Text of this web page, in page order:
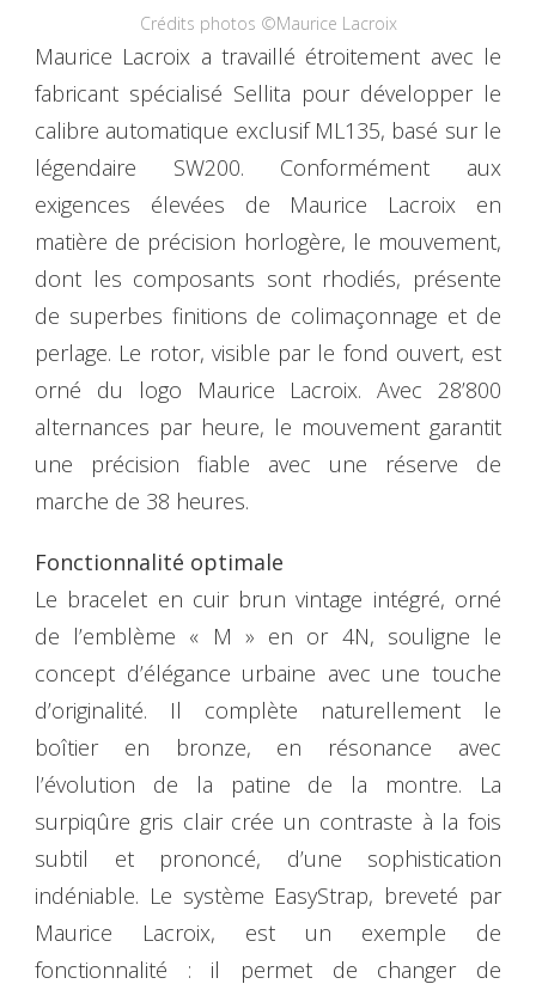
Crédits photos ©Maurice Lacroix
Maurice Lacroix a travaillé étroitement avec le
fabricant spécialisé Sellita pour développer le
calibre automatique exclusif ML135, basé sur le
légendaire SW200. Conformément aux
exigences élevées de Maurice Lacroix en
matière de précision horlogère, le mouvement,
dont les composants sont rhodiés, présente
de superbes finitions de colimaçonnage et de
perlage. Le rotor, visible par le fond ouvert, est
orné du logo Maurice Lacroix. Avec 28’800
alternances par heure, le mouvement garantit
une précision fiable avec une réserve de
marche de 38 heures.
Fonctionnalité optimale
Le bracelet en cuir brun vintage intégré, orné
de l’emblème « M » en or 4N, souligne le
concept d’élégance urbaine avec une touche
d’originalité. Il complète naturellement le
boîtier en bronze, en résonance avec
l’évolution de la patine de la montre. La
surpiqûre gris clair crée un contraste à la fois
subtil et prononcé, d’une sophistication
indéniable. Le système EasyStrap, breveté par
Maurice Lacroix, est un exemple de
fonctionnalité : il permet de changer de